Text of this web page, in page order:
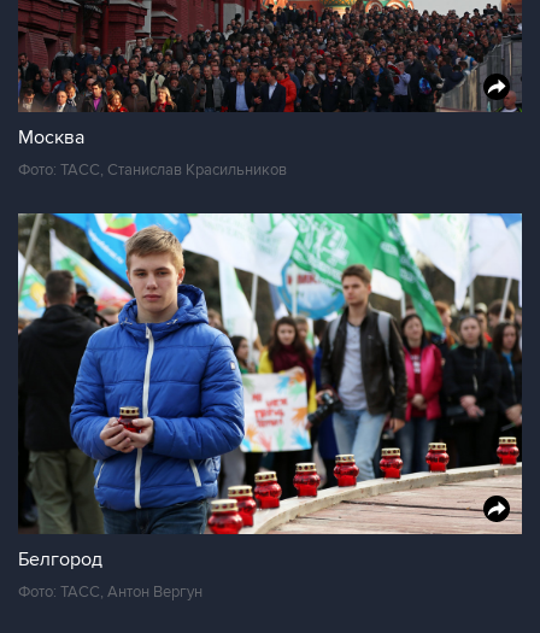
Москва
Фото: ТАСС, Станислав Красильников
Белгород
Фото: ТАСС, Антон Вергун